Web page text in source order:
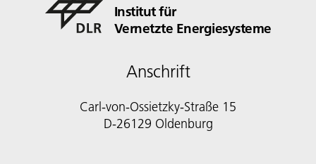
Institut für
Vernetzte Energiesysteme
Anschrift
Carl-von-Ossietzky-Straße 15
D-26129 Oldenburg